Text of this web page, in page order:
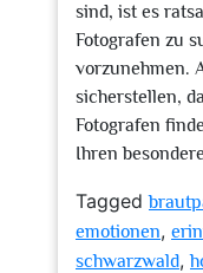
sind, ist es
Fotografen zu
vorzunehmen.
sicherstellen,
Fotografen
Ihren
Tagged
emotionen,
schwarzwald,